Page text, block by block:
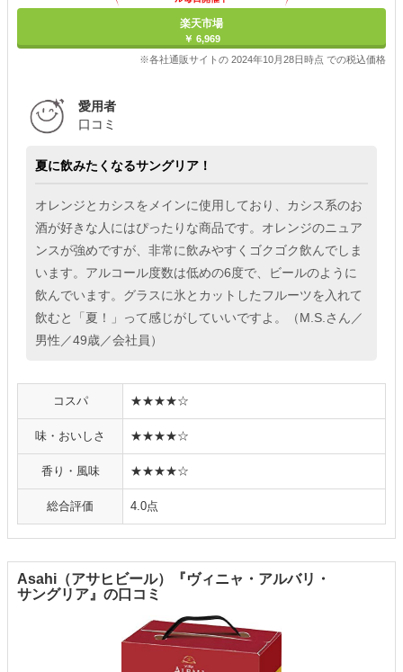
楽天市場
￥ 6,969
※各社通販サイトの 2024年10月28日時点 での税込価格
愛用者
口コミ
夏に飲みたくなるサングリア！
オレンジとカシスをメインに使用しており、カシス系のお
酒が好きな人にはぴったりな商品です。オレンジのニュア
ンスが強めですが、非常に飲みやすくゴクゴク飲んでしま
います。アルコール度数は低めの6度で、ビールのように
飲んでいます。グラスに氷とカットしたフルーツを入れて
飲むと「夏！」って感じがしていいですよ。（M.S.さん／
男性／49歳／会社員）
コスパ ★★★★☆
味・おいしさ ★★★★☆
香り・風味 ★★★★☆
総合評価 4.0点
Asahi（アサヒビール）『ヴィニャ・アルバリ・
サングリア』の口コミ